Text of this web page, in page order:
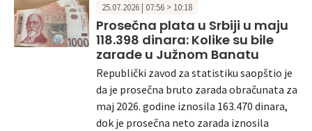
25.07.2026 | 07:56 > 10:18
Prosečna plata u Srbiji u maju
118.398 dinara: Kolike su bile
zarade u Južnom Banatu
Republički zavod za statistiku saopštio je
da je prosečna bruto zarada obračunata za
maj 2026. godine iznosila 163.470 dinara,
dok je prosečna neto zarada iznosila